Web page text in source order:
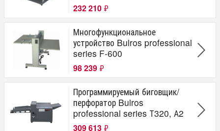
232 210 ₽
Многофункциональное
устройство Bulros professional
series F-600
98 239 ₽
Программируемый биговщик/
перфоратор Bulros
professional series Т320, А2
309 613 ₽